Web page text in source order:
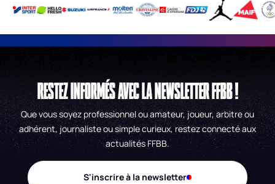
RESTEZ INFORMÉS AVEC LA NEWSLETTER FFBB !
Que vous soyez professionnel ou amateur, joueur, arbitre ou
adhérent, journaliste ou simple curieux, restez connecté aux
actualités FFBB.
S'inscrire à la newsletter